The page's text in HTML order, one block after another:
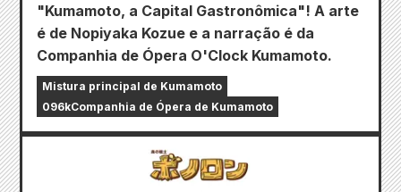
"Kumamoto, a Capital Gastronômica"! A arte
é de Nopiyaka Kozue e a narração é da
Companhia de Ópera O'Clock Kumamoto.
Mistura principal de Kumamoto
096kCompanhia de Ópera de Kumamoto